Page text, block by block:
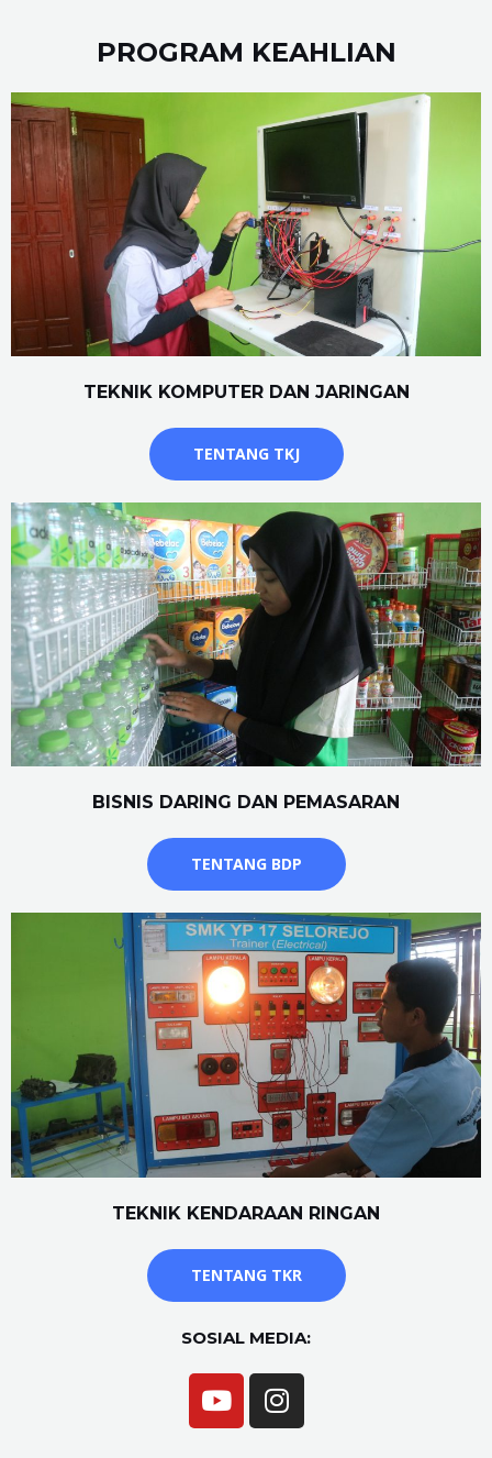
PROGRAM KEAHLIAN
TEKNIK KOMPUTER DAN JARINGAN
TENTANG TKJ
BISNIS DARING DAN PEMASARAN
TENTANG BDP
TEKNIK KENDARAAN RINGAN
TENTANG TKR
SOSIAL MEDIA: